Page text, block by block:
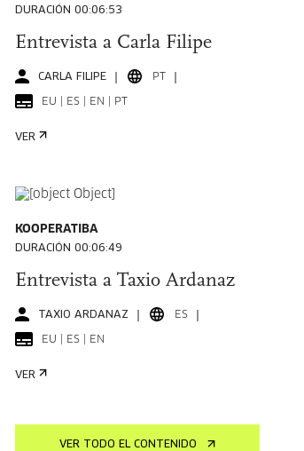
DURACIÓN 00:06:53
Entrevista a Carla Filipe
CARLA FILIPE PT
EU | ES | EN | PT
VER
KOOPERATIBA
DURACIÓN 00:06:49
Entrevista a Taxio Ardanaz
TAXIO ARDANAZ ES
EU | ES | EN
VER
VER TODO EL CONTENIDO